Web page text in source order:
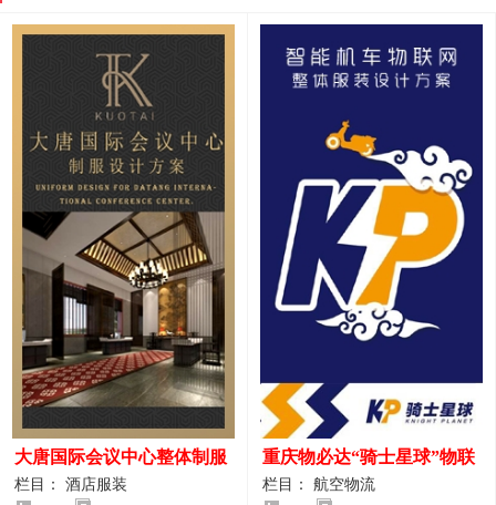
大唐国际会议中心整体制服
设计案例
栏目： 酒店服装
重庆物必达“骑士星球”物联
网派送人员服装设计案例
栏目： 航空物流